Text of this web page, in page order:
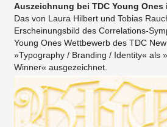
Auszeichnung bei TDC Young Ones
Das von Laura Hilbert und Tobias
Erscheinungsbild des Correlations-
Young Ones Wettbewerb des TDC
»Typography / Branding / Identity« als
Winner« ausgezeichnet.